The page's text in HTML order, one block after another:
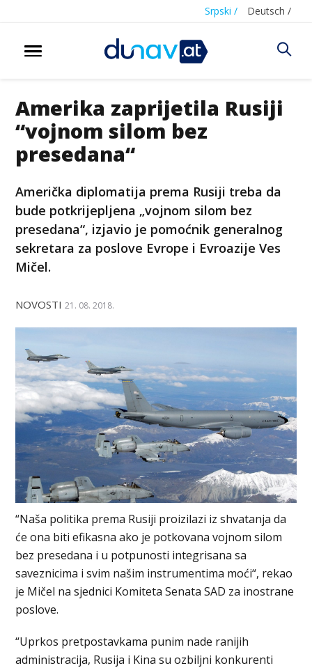
Srpski / Deutsch /
Amerika zaprijetila Rusiji
“vojnom silom bez
presedana“
Američka diplomatija prema Rusiji treba da
bude potkrijepljena „vojnom silom bez
presedana“, izjavio je pomoćnik generalnog
sekretara za poslove Evrope i Evroazije Ves
Mičel.
NOVOSTI 21. 08. 2018.
“Naša politika prema Rusiji proizilazi iz shvatanja da
će ona biti efikasna ako je potkovana vojnom silom
bez presedana i u potpunosti integrisana sa
saveznicima i svim našim instrumentima moći“, rekao
je Mičel na sjednici Komiteta Senata SAD za inostrane
poslove.
“Uprkos pretpostavkama punim nade ranijih
administracija, Rusija i Kina su ozbiljni konkurenti